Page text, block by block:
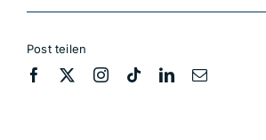
Post teilen